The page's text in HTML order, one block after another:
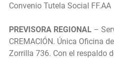
Convenio Tutela Social FF.AA
PREVISORA REGIONAL –
CREMACIÓN. Única Oficina
Zorrilla 736. Con el respaldo